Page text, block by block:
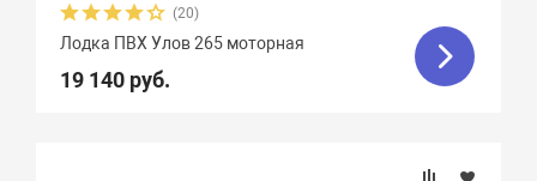
Ширина кокпита, см
(20)
Лодка ПВХ Улов 265 моторная
19 140 руб.